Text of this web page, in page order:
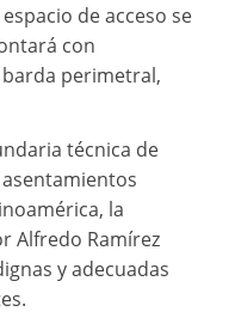
de acceso se
con
perimetral,
técnica de
la
Alfredo Ramírez
y adecuadas